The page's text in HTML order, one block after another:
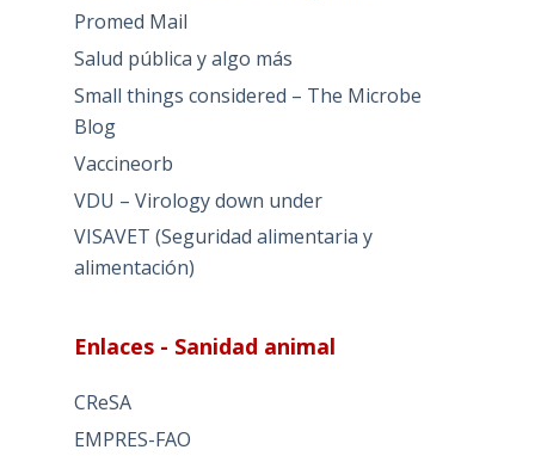
Promed Mail
Salud pública y algo más
Small things considered – The Microbe
Blog
Vaccineorb
VDU – Virology down under
VISAVET (Seguridad alimentaria y
alimentación)
Enlaces - Sanidad animal
CReSA
EMPRES-FAO